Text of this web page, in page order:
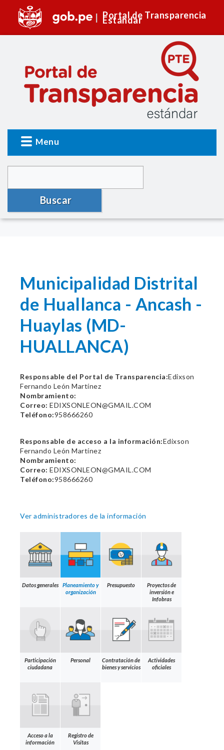
Portal de Transparencia
Estándar
Menu
Buscar
Municipalidad Distrital
de Huallanca - Ancash -
Huaylas (MD-
HUALLANCA)
Responsable del Portal de Transparencia:Edixson
Fernando León Martínez
Nombramiento:
Correo: EDIXSONLEON@GMAIL.COM
Teléfono:958666260
Responsable de acceso a la información:Edixson
Fernando León Martínez
Nombramiento:
Correo: EDIXSONLEON@GMAIL.COM
Teléfono:958666260
Ver administradores de la información
Datos generales
Planeamiento y
organización
Presupuesto
Proyectos de
inversión e
Infobras
Participación
ciudadana
Personal
Contratación de
bienes y servicios
Actividades
oficiales
Acceso a la
información
Registro de
Visitas